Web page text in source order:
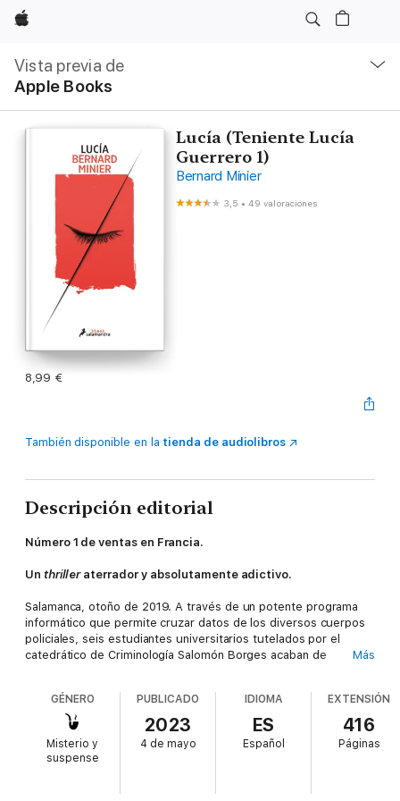
Apple
Vista previa de
Apple Books
local
Abrir
menú
Lucía (Teniente Lucía
Guerrero 1)
Bernard Minier
3,5 •49 valoraciones
8,99 €
También disponible en la tienda de audiolibros
Descripción editorial
Número 1 de ventas en Francia.
Un thriller aterrador y absolutamente adictivo.
Salamanca, otoño de 2019. A través de un potente programa
informático que permite cruzar datos de los diversos cuerpos
policiales, seis estudiantes universitarios tutelados por el
catedrático de Criminología Salomón Borges acaban de
escenificar composiciones renacentistas encolando los cuerpos
de sus víctimas.
Al mismo tiempo, la joven teniente Lucía Guerrero, miembro de
la elitista Unidad Central Operativa de la Guardia Civil, acaba de
Más
GÉNERO
Misterio y
suspense
PUBLICADO
2023
4 de mayo
IDIOMA
ES
Español
EXTENSIÓN
416
Páginas